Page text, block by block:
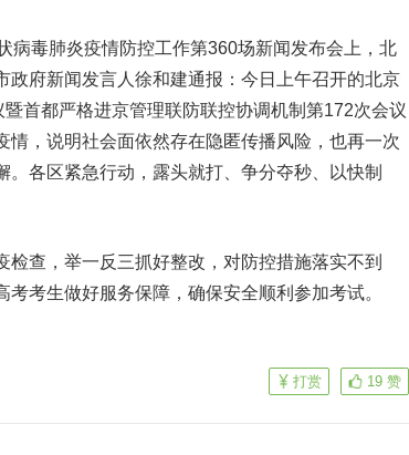
毒肺炎疫情防控工作第360场新闻发布会上，北
府新闻发言人徐和建通报：今日上午召开的北京
首都严格进京管理联防联控协调机制第172次会议
，说明社会面依然存在隐匿传播风险，也再一次
各区紧急行动，露头就打、争分夺秒、以快制
查，举一反三抓好整改，对防控措施落实不到
考生做好服务保障，确保安全顺利参加考试。
19 赞
打赏